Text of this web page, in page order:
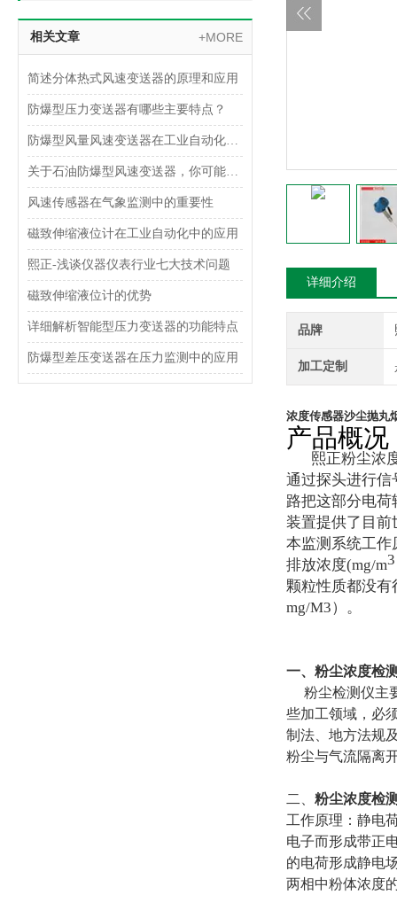
相关文章 +MORE
简述分体热式风速变送器的原理和应用
防爆型压力变送器有哪些主要特点？
防爆型风量风速变送器在工业自动化中的应用领域
关于石油防爆型风速变送器，你可能想了解这些内容！
风速传感器在气象监测中的重要性
磁致伸缩液位计在工业自动化中的应用
熙正-浅谈仪器仪表行业七大技术问题
磁致伸缩液位计的优势
详细解析智能型压力变送器的功能特点
防爆型差压变送器在压力监测中的应用
详细介绍
品牌
加工定制
浓度传感器沙尘抛丸
产品概况
熙正粉尘浓度
通过探头进行信
路把这部分电
装置提供了目前
本监测系统工作
排放浓度(mg/m3
颗粒性质都没有
mg/M3）。
一、粉尘浓度检
粉尘检测仪主
些加工领域，必
制法、地方法规
粉尘与气流隔离
二、 粉尘浓度检
工作原理：静电
电子而形成带正
的电荷形成静电
两相中粉体浓度